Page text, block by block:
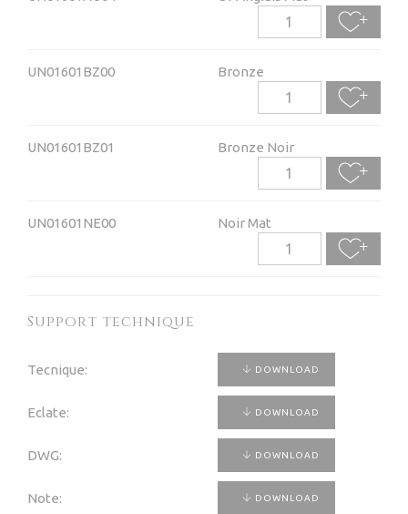
UN01601BZ00 Bronze
UN01601BZ01 Bronze Noir
UN01601NE00 Noir Mat
Support technique
Tecnique: DOWNLOAD
Eclate: DOWNLOAD
DWG: DOWNLOAD
Note: DOWNLOAD